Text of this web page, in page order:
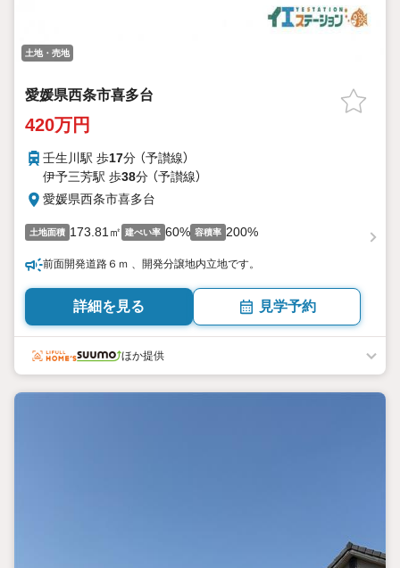
土地・売地
愛媛県西条市喜多台
420万円
壬生川駅 歩17分 （予讃線）
伊予三芳駅 歩38分 （予讃線）
愛媛県西条市喜多台
土地面積 173.81㎡ 建ぺい率 60% 容積率 200%
前面開発道路６ｍ 、開発分譲地内立地です。
詳細を見る 見学予約
ほか提供